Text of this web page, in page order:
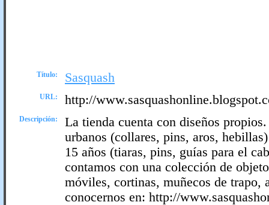
Título: Sasquash
URL: http://
Descripción:
La tienda cuenta con diseños
urbanos (collares, pins, aros,
15 años (tiaras, pins, guías para el
contamos con una colección de
móviles, cortinas, muñecos de trapo,
conocernos en: http://